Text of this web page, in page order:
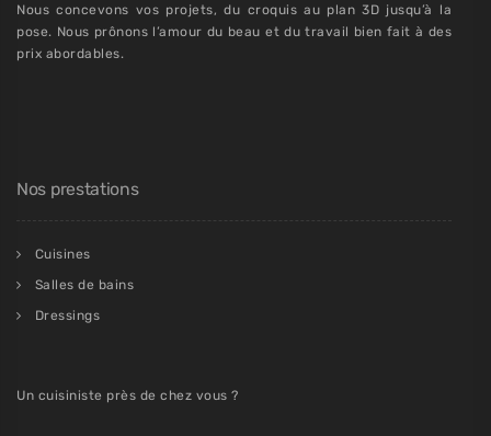
Nous concevons vos projets, du croquis au plan 3D jusqu’à la
pose. Nous prônons l’amour du beau et du travail bien fait à des
prix abordables.
Nos prestations
Cuisines
Salles de bains
Dressings
Un cuisiniste près de chez vous ?